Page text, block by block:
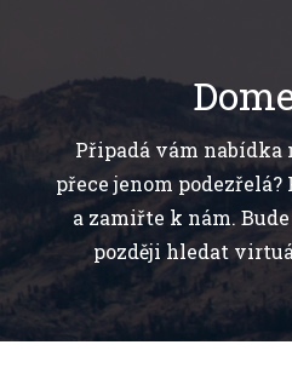
obsahu
Připadá vám nabídka
přece jenom
a zamiřte k nám.
později hledat